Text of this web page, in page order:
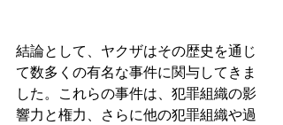
結論として、ヤクザはその歴史を通じ
て数多くの有名な事件に関与してきま
した。これらの事件は、犯罪組織の影
響力と権力、さらに他の犯罪組織や過